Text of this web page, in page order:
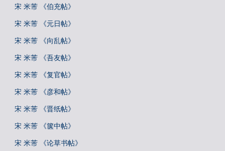
宋 米芾 《伯充帖》
宋 米芾 《元日帖》
宋 米芾 《向乱帖》
宋 米芾 《吾友帖》
宋 米芾 《复官帖》
宋 米芾 《彦和帖》
宋 米芾 《晋纸帖》
宋 米芾 《箧中帖》
宋 米芾 《论草书帖》